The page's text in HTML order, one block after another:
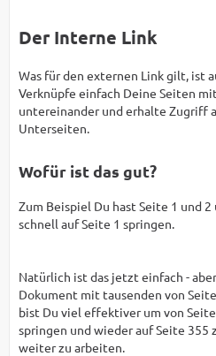
Der Interne Link
Was für den externen Link gilt, ist
Verknüpfe einfach Deine Seiten
untereinander und erhalte Zugriff
Unterseiten.
Wofür ist das gut?
Zum Beispiel Du hast Seite 1 und
schnell auf Seite 1 springen.
Natürlich ist das jetzt einfach -
Dokument mit tausenden von
bist Du viel effektiver um von
springen und wieder auf Seite 355
weiter zu arbeiten.